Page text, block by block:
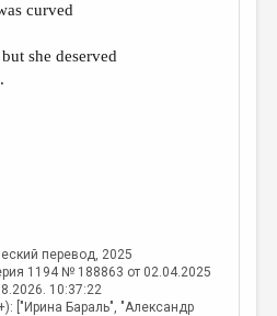
curved
she deserved
перевод, 2025
1194 № 188863 от 02.04.2025
10:37:22
["Ирина Бараль", "Александр